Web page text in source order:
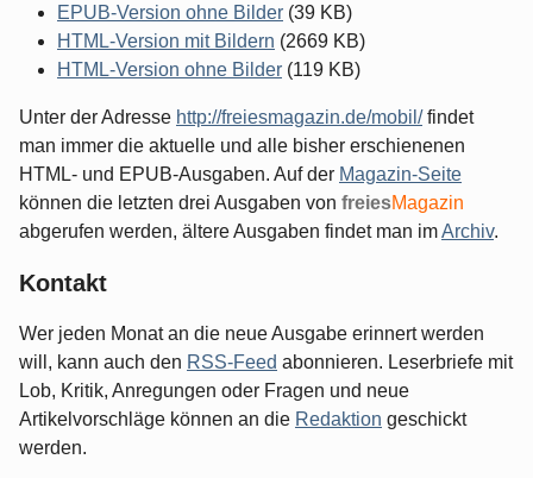
EPUB-Version ohne Bilder (39 KB)
HTML-Version mit Bildern (2669 KB)
HTML-Version ohne Bilder (119 KB)
Unter der Adresse http://freiesmagazin.de/mobil/findet
man immer die aktuelle und alle bisher erschienenen
HTML- und EPUB-Ausgaben. Auf der Magazin-Seite
können die letzten drei Ausgaben von freiesMagazin
abgerufen werden, ältere Ausgaben findet man imArchiv.
Kontakt
Wer jeden Monat an die neue Ausgabe erinnert werden
will, kann auch den RSS-Feed abonnieren. Leserbriefe mit
Lob, Kritik, Anregungen oder Fragen und neue
Artikelvorschläge können an die Redaktion geschickt
werden.